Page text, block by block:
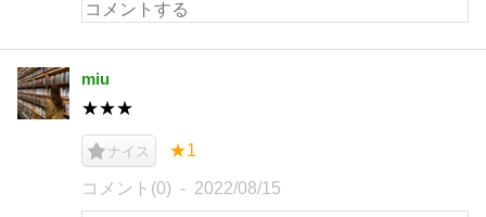
miu
★★★
ナイス ★1
コメント(0) 2022/08/15